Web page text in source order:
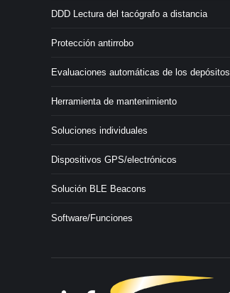
DDD Lectura del tacógrafo a distancia
Protección antirrobo
Evaluaciones automáticas de los depósitos
Herramienta de mantenimiento
Soluciones individuales
Dispositivos GPS/electrónicos
Solución BLE Beacons
Software/Funciones